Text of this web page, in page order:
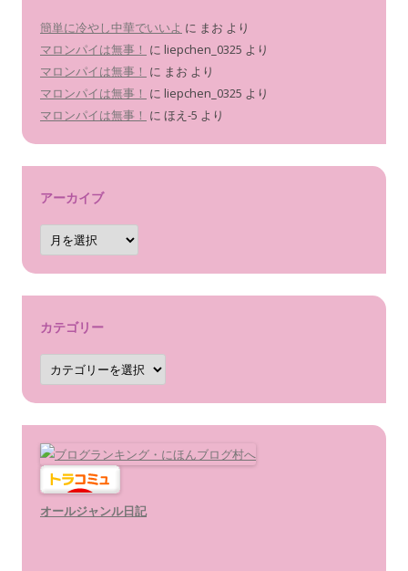
簡単に冷やし中華でいいよ に まお より
マロンパイは無事！ に liepchen_0325 より
マロンパイは無事！ に まお より
マロンパイは無事！ に liepchen_0325 より
マロンパイは無事！ に ほえ-5 より
アーカイブ
ア
ー
カ
カテゴリー
カ
テ
ゴ
オールジャンル日記